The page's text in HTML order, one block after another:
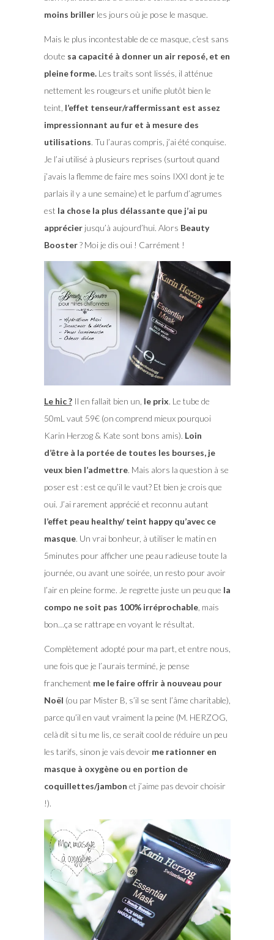
moins brillerles jours où je pose le masque.
Mais le plus incontestable de ce masque, c’est sans
doute sa capacité à donner un air reposé, et en
pleine forme.Les traits sont lissés, il atténue
nettement les rougeurs et unifie plutôt bien le
teint, l’effet tenseur/raffermissant est assez
impressionnant au fur et à mesure des
utilisations. Tu l’auras compris, j’ai été conquise.
Je l’ai utilisé à plusieurs reprises (surtout quand
j’avais la flemme de faire mes soins IXXI dont je te
parlais il y a une semaine) et le parfum d’agrumes
est la chose la plus délassante que j’ai pu
apprécierjusqu’à aujourd’hui. Alors Beauty
Booster? Moi je dis oui ! Carrément !
Le hic ?Il en fallait bien un, le prix. Le tube de
50mL vaut 59€ (on comprend mieux pourquoi
Karin Herzog & Kate sont bons amis). Loin
d’être à la portée de toutes les bourses, je
veux bien l’admettre. Mais alors la question à se
poser est : est ce qu’il le vaut? Et bien je crois que
oui. J’ai rarement apprécié et reconnu autant
l’effet peau healthy/ teint happy qu’avec ce
masque. Un vrai bonheur, à utiliser le matin en
5minutes pour afficher une peau radieuse toute la
journée, ou avant une soirée, un resto pour avoir
l’air en pleine forme. Je regrette juste un peu que la
compo ne soit pas 100% irréprochable, mais
bon…ça se rattrape en voyant le résultat.
Complètement adopté pour ma part, et entre nous,
une fois que je l’aurais terminé, je pense
franchement me le faire offrir à nouveau pour
Noël (ou par Mister B, s’il se sent l’âme charitable),
parce qu’il en vaut vraiment la peine (M. HERZOG,
celà dit si tu me lis, ce serait cool de réduire un peu
les tarifs, sinon je vais devoirme rationner en
masque à oxygène ou en portion de
coquillettes/jambon et j’aime pas devoir choisir
!).